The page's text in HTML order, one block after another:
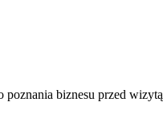
biznesu przed wizytą